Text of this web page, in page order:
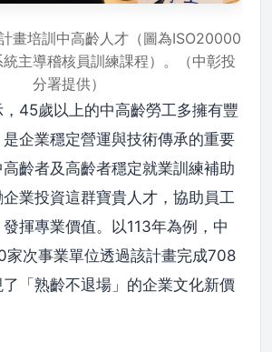
畫培訓中高齡人才（圖為ISO20000
主導稽核員訓練課程）。（中彰投
分署提供）
，45歲以上的中高齡勞工多擁有豐
企業穩定營運與技術傳承的重要
齡者及高齡者穩定就業訓練補助
業投資這群寶貴人才，協助員工
揮專業價值。以113年為例，中
家次事業單位透過該計畫完成708
了「熟齡不退場」的企業文化新價